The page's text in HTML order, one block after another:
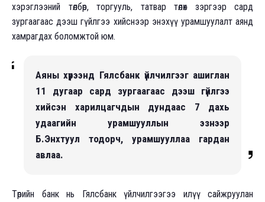
хэрэглээний төлбөр, торгууль, татвар төлөх зэргээр сард
зургаагаас дээш гүйлгээ хийснээр энэхүү урамшуулалт аянд
хамрагдах боломжтой юм.
Аяны хүрээнд Гялсбанк үйлчилгээг ашиглан
11 дугаар сард зургаагаас дээш гүйлгээ
хийсэн харилцагчдын дундаас 7 дахь
удаагийн урамшууллын эзнээр
Б.Энхтуул тодорч, урамшууллаа гардан
авлаа.
Төрийн банк нь Гялсбанк үйлчилгээгээ илүү сайжруулан